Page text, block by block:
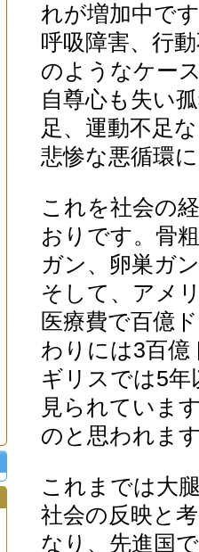
れが増加中で
呼吸障害、行
のようなケー
自尊心も失い
足、運動不足
悲惨な悪循環
これを社会の
おりです。骨
ガン、卵巣ガ
そして、アメ
医療費で百億
わりには3百
ギリスでは5年
見られていま
のと思われま
これまでは大
社会の反映と
なり、先進国